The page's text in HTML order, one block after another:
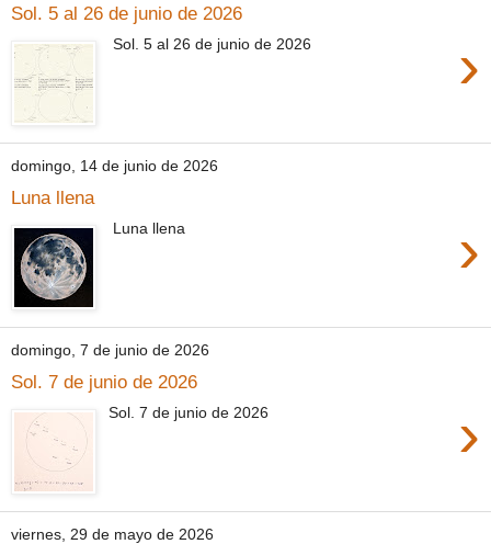
Sol. 5 al 26 de junio de 2026
›
Sol. 5 al 26 de junio de 2026
domingo, 14 de junio de 2026
Luna llena
›
Luna llena
domingo, 7 de junio de 2026
Sol. 7 de junio de 2026
›
Sol. 7 de junio de 2026
viernes, 29 de mayo de 2026